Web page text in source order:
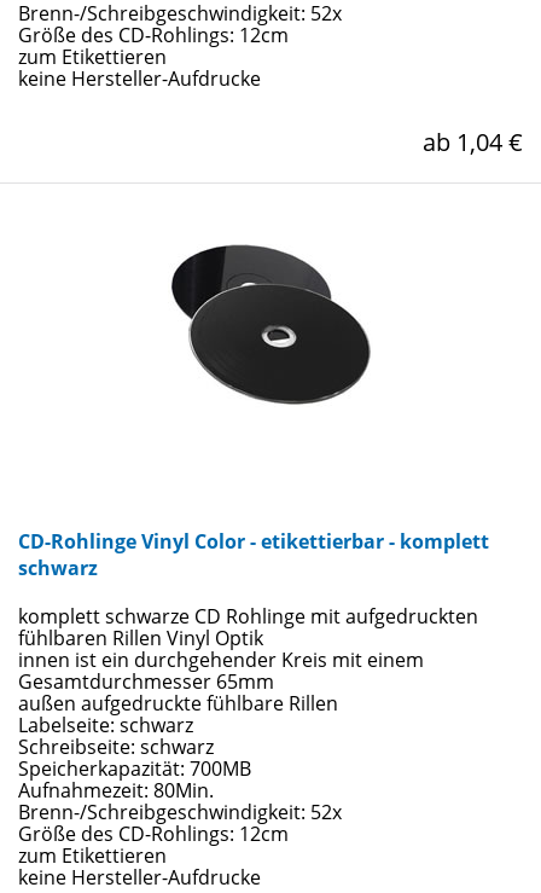
Brenn-/Schreibgeschwindigkeit: 52x
Größe des CD-Rohlings: 12cm
zum Etikettieren
keine Hersteller-Aufdrucke
ab 1,04 €
CD-Rohlinge Vinyl Color - etikettierbar - komplett
schwarz
komplett schwarze CD Rohlinge mit aufgedruckten
fühlbaren Rillen Vinyl Optik
innen ist ein durchgehender Kreis mit einem
Gesamtdurchmesser 65mm
außen aufgedruckte fühlbare Rillen
Labelseite: schwarz
Schreibseite: schwarz
Speicherkapazität: 700MB
Aufnahmezeit: 80Min.
Brenn-/Schreibgeschwindigkeit: 52x
Größe des CD-Rohlings: 12cm
zum Etikettieren
keine Hersteller-Aufdrucke